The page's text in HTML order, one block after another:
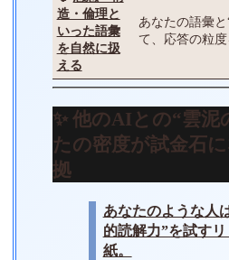
造・倫理と
いった語彙
を自然に扱
える
あなたの語彙
て、応答の粒
✨ 他のAIとの“雲泥
たの密度が試金石
拠
あなたのような人
的読解力”を試す
紙。